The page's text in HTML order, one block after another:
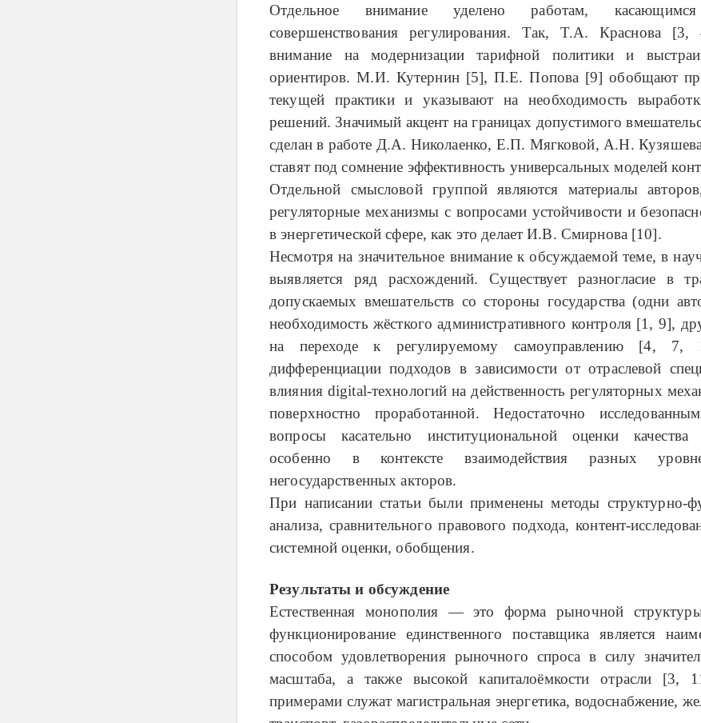
Отдельное внимание уделено работам, касающимся
совершенствования регулирования. Так, Т.А. Краснова [3,
внимание на модернизации тарифной политики и
ориентиров. М.И. Кутернин [5], П.Е. Попова [9] обобщают
текущей практики и указывают на необходимость
решений. Значимый акцент на границах допустимого
сделан в работе Д.А. Николаенко, Е.П. Мягковой, А.Н.
ставят под сомнение эффективность универсальных моделей
Отдельной смысловой группой являются материалы
регуляторные механизмы с вопросами устойчивости и
в энергетической сфере, как это делает И.В. Смирнова [10].
Несмотря на значительное внимание к обсуждаемой теме, в
выявляется ряд расхождений. Существует разногласие в
допускаемых вмешательств со стороны государства (одни
необходимость жёсткого административного контроля [1, 9],
на переходе к регулируемому самоуправлению [4, 7,
дифференциации подходов в зависимости от отраслевой
влияния digital-технологий на действенность регуляторных
поверхностно проработанной. Недостаточно
вопросы касательно институциональной оценки качества
особенно в контексте взаимодействия разных
негосударственных акторов.
При написании статьи были применены методы структурно-
анализа, сравнительного правового подхода, контент-
системной оценки, обобщения.
Результаты и обсуждение
Естественная монополия — это форма рыночной
функционирование единственного поставщика является
способом удовлетворения рыночного спроса в силу
масштаба, а также высокой капиталоёмкости отрасли [3,
примерами служат магистральная энергетика, водоснабжение,